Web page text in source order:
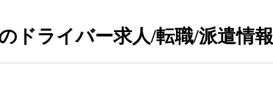
ドライバー求人/転職/派遣情報